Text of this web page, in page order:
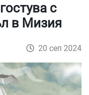
с
в Мизия
20 сеп 2024